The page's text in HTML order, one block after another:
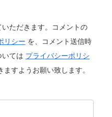
ただきます。コメントの
リシー を、コメント送信時
いては プライバシーポリシ
すようお願い致します。